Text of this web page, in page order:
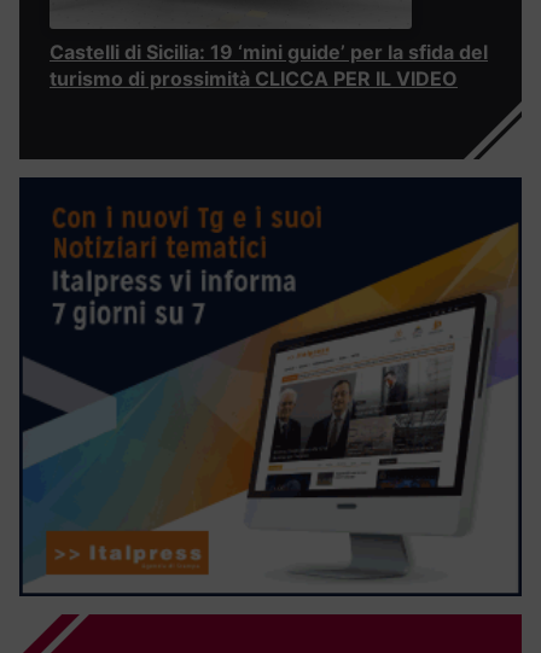
Castelli di Sicilia: 19 ‘mini guide’ per la sfida del
turismo di prossimità CLICCA PER IL VIDEO